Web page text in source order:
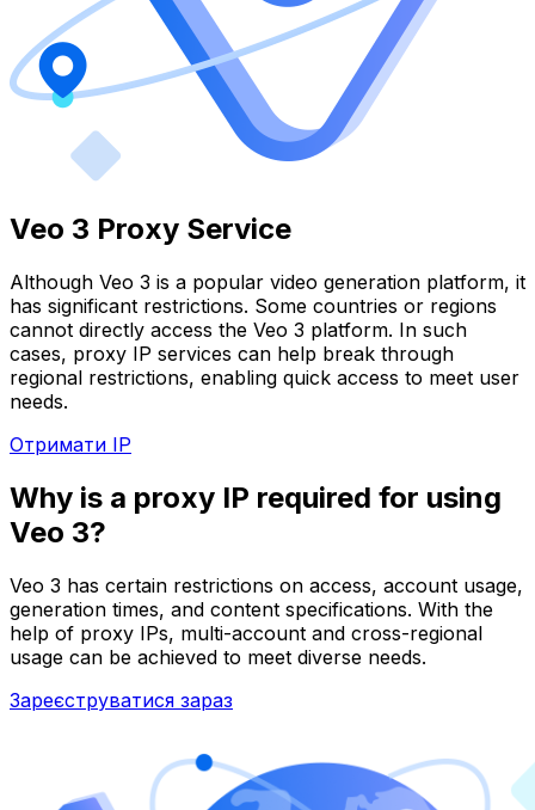
Veo 3 Proxy Service
Although Veo 3 is a popular video generation platform, it
has significant restrictions. Some countries or regions
cannot directly access the Veo 3 platform. In such
cases, proxy IP services can help break through
regional restrictions, enabling quick access to meet user
needs.
Отримати IP
Why is a proxy IP required for using
Veo 3?
Veo 3 has certain restrictions on access, account usage,
generation times, and content specifications. With the
help of proxy IPs, multi-account and cross-regional
usage can be achieved to meet diverse needs.
Зареєструватися зараз